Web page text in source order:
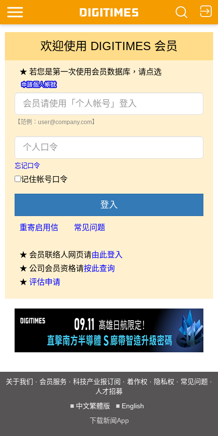
欢迎使用 DIGITIMES 会员
★ 若您是第一次使用会员数据库，请点选
【范例：user@company.com】
忘记口令
记住帐号口令
登入
重寄启用信 常见问题
★ 会员联络人网页请由此登入
★ 公司会员资格请按此查询
★ 评估申请
关于我们 · 会员服务 · 科技产业报订阅 · 着作权 · 隐私权 · 常见问题 ·
人才招募
■ 中文繁體版 ■ English
下载新闻App